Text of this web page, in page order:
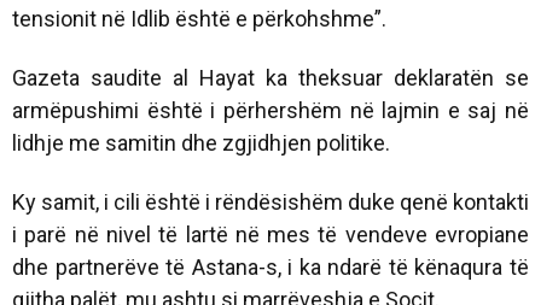
tensionit në Idlib është e përkohshme”.
Gazeta saudite al Hayat ka theksuar deklaratën se
armëpushimi është i përhershëm në lajmin e saj në
lidhje me samitin dhe zgjidhjen politike.
Ky samit, i cili është i rëndësishëm duke qenë kontakti
i parë në nivel të lartë në mes të vendeve evropiane
dhe partnerëve të Astana-s, i ka ndarë të kënaqura të
gjitha palët, mu ashtu si marrëveshja e Soçit.